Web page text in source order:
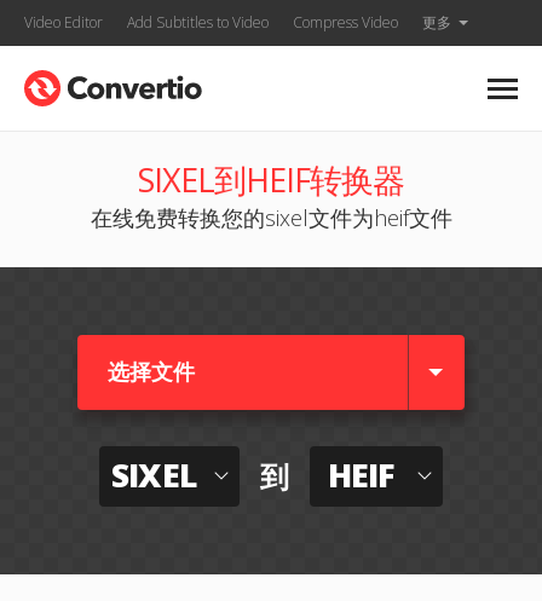
Video Editor Add Subtitles to Video Compress Video 更多
SIXEL到HEIF转换器
在线免费转换您的sixel文件为heif文件
选择文件
SIXEL 到 HEIF